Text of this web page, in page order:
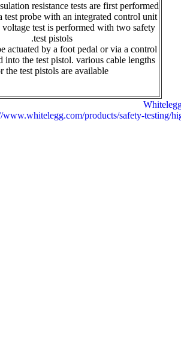
resistance tests are first performed
test probe with an integrated control unit.
test is performed with two safety
test pistols.
actuated by a foot pedal or via a control
into the test pistol. various cable lengths
the test pistols are available
www.whitelegg.com/products/safety-testing/